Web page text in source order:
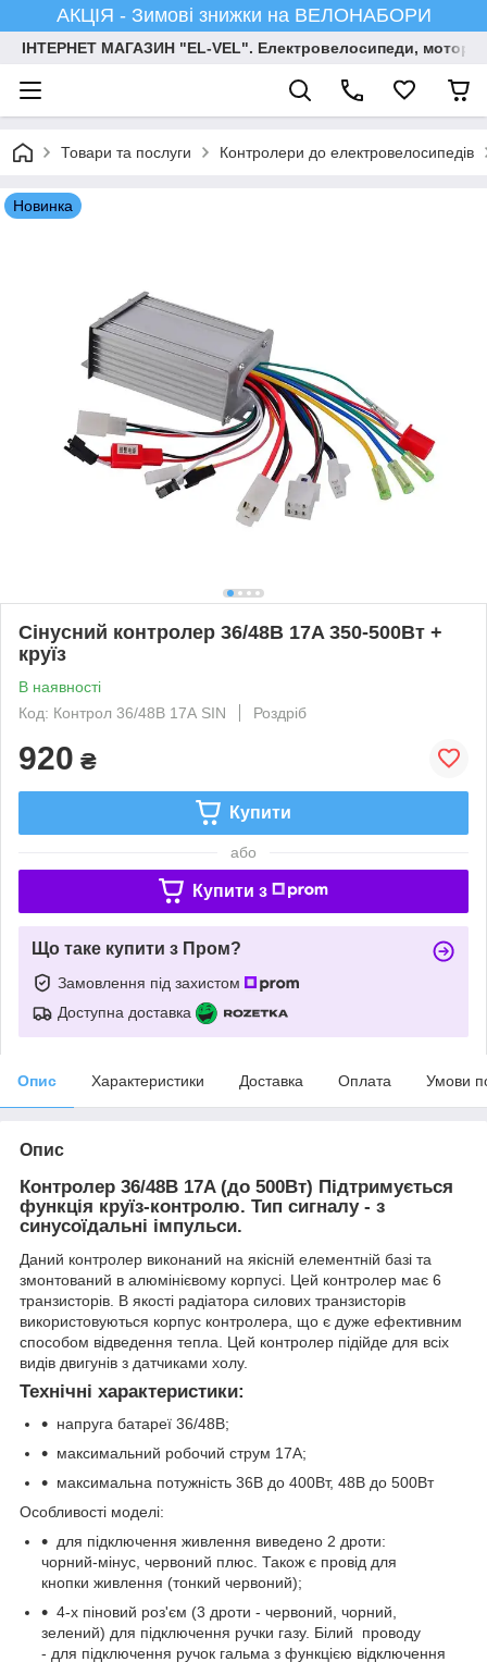
АКЦІЯ - Зимові знижки на ВЕЛОНАБОРИ
ІНТЕРНЕТ МАГАЗИН "EL-VEL". Електровелосипеди, мотор-
Товари та послуги Контролери до електровелосипедів
Новинка
Сінусний контролер 36/48В 17A 350-500Вт +
круїз
В наявності
Код: Контрол 36/48В 17А SIN
Роздріб
920 ₴
Купити
або
Купити з
Що таке купити з Пром?
Замовлення під захистом
Доступна доставка
Опис Характеристики Доставка Оплата Умови
Опис
Контролер 36/48В 17A (до 500Вт) Підтримується
функція круїз-контролю. Тип сигналу - з
синусоїдальні імпульси.
Даний контролер виконаний на якісній елементній базі та
змонтований в алюмінієвому корпусі. Цей контролер має 6
транзисторів. В якості радіатора силових транзисторів
використовуються корпус контролера, що є дуже ефективним
способом відведення тепла. Цей контролер підійде для всіх
видів двигунів з датчиками холу.
Технічні характеристики:
напруга батареї 36/48В;
максимальний робочий струм 17А;
максимальна потужність 36В до 400Вт, 48В до 500Вт
Особливості моделі:
для підключення живлення виведено 2 дроти:
чорний-мінус, червоний плюс. Також є провід для
кнопки живлення (тонкий червоний);
4-х піновий роз'єм (3 дроти - червоний, чорний,
зелений) для підключення ручки газу. Білий проводу
- для підключення ручок гальма з функцією відключення